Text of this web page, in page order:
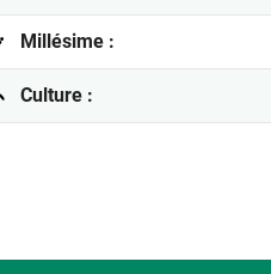
Millésime :
Culture :